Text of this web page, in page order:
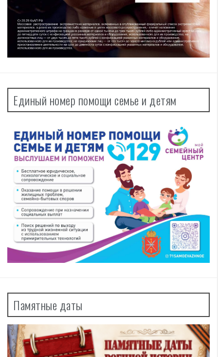
Единый номер помощи семье и детям
Памятные даты